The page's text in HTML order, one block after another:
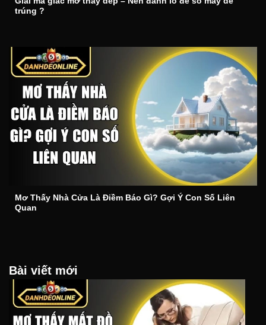
trúng ?
Mơ Thấy Nhà Cửa Là Điềm Báo Gì? Gợi Ý Con Số Liên
Quan
Bài viết mới